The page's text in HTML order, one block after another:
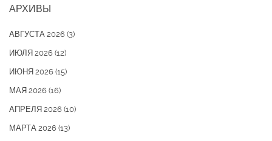
АРХИВЫ
АВГУСТА 2026 (3)
ИЮЛЯ 2026 (12)
ИЮНЯ 2026 (15)
МАЯ 2026 (16)
АПРЕЛЯ 2026 (10)
МАРТА 2026 (13)